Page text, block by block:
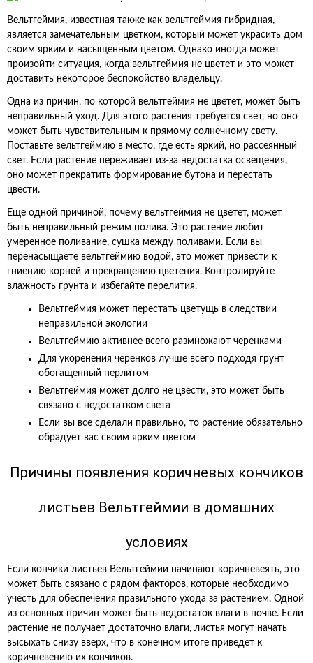
Вельтгеймия, известная также как вельтгеймия гибридная,
является замечательным цветком, который может украсить дом
своим ярким и насыщенным цветом. Однако иногда может
произойти ситуация, когда вельтгеймия не цветет и это может
доставить некоторое беспокойство владельцу.
Одна из причин, по которой вельтгеймия не цветет, может быть
неправильный уход. Для этого растения требуется свет, но оно
может быть чувствительным к прямому солнечному свету.
Поставьте вельтгеймию в место, где есть яркий, но рассеянный
свет. Если растение переживает из-за недостатка освещения,
оно может прекратить формирование бутона и перестать
цвести.
Еще одной причиной, почему вельтгеймия не цветет, может
быть неправильный режим полива. Это растение любит
умеренное поливание, сушка между поливами. Если вы
перенасыщаете вельтгеймию водой, это может привести к
гниению корней и прекращению цветения. Контролируйте
влажность грунта и избегайте перелития.
Вельтгеймия может перестать цветущь в следствии
неправильной экологии
Вельтгеймию активнее всего размножают черенками
Для укоренения черенков лучше всего подходя грунт
обогащенный перлитом
Вельтгеймия может долго не цвести, это может быть
связано с недостатком света
Если вы все сделали правильно, то растение обязательно
обрадует вас своим ярким цветом
Причины появления коричневых кончиков
листьев Вельтгеймии в домашних
условиях
Если кончики листьев Вельтгеймии начинают коричневеять, это
может быть связано с рядом факторов, которые необходимо
учесть для обеспечения правильного ухода за растением. Одной
из основных причин может быть недостаток влаги в почве. Если
растение не получает достаточно влаги, листья могут начать
высыхать снизу вверх, что в конечном итоге приведет к
коричневению их кончиков.